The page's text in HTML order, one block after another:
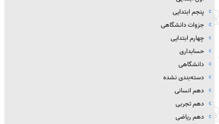
پنجم ابتدایی
جزوات دانشگاهی
چهارم ابتدایی
حسابداری
دانشگاهی
دسته‌بندی نشده
دهم انسانی
دهم تجربی
دهم ریاضی